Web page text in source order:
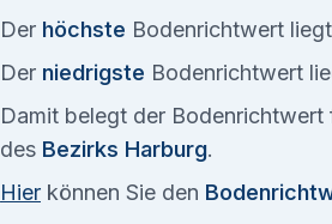
Der höchste Bodenrichtwert
Der niedrigste Bodenrichtwert
Damit belegt der
des Bezirks Harburg.
Hier können Sie den